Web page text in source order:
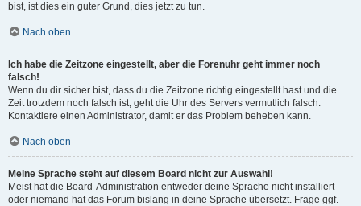
bist, ist dies ein guter Grund, dies jetzt zu tun.
Nach oben
Ich habe die Zeitzone eingestellt, aber die Forenuhr geht immer noch
falsch!
Wenn du dir sicher bist, dass du die Zeitzone richtig eingestellt hast und die
Zeit trotzdem noch falsch ist, geht die Uhr des Servers vermutlich falsch.
Kontaktiere einen Administrator, damit er das Problem beheben kann.
Nach oben
Meine Sprache steht auf diesem Board nicht zur Auswahl!
Meist hat die Board-Administration entweder deine Sprache nicht installiert
oder niemand hat das Forum bislang in deine Sprache übersetzt. Frage ggf.